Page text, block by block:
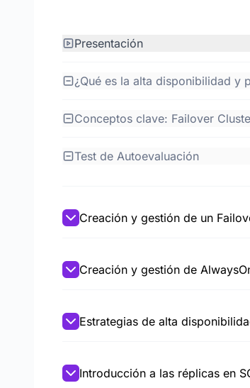
Presentación
¿Qué es la alta disponibilidad y
Conceptos clave: Failover
Test de Autoevaluación
Creación y gestión de un
Creación y gestión de
Estrategias de alta
Introducción a las réplicas en